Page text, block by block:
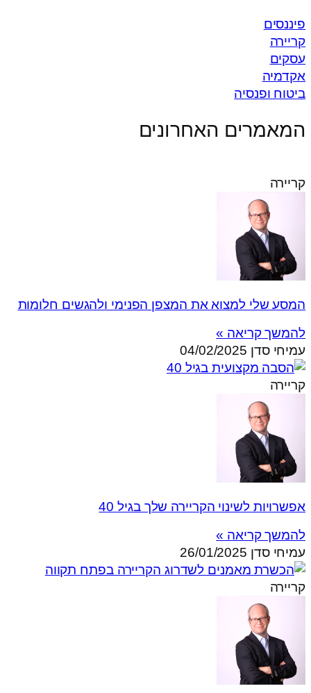
פיננסים
קריירה
עסקים
אקדמיה
ביטוח ופנסיה
המאמרים האחרונים
קריירה
המסע שלי למצוא את המצפן הפנימי ולהגשים חלומות
להמשך קריאה »
עמיחי סדן 04/02/2025
קריירה
אפשרויות לשינוי הקריירה שלך בגיל 40
להמשך קריאה »
עמיחי סדן 26/01/2025
קריירה